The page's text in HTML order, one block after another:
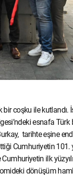
coşku ile kutlandı.
esnafa Türk
tarihte eşine
Cumhuriyetin 101.
Cumhuriyetin ilk
dönüşüm